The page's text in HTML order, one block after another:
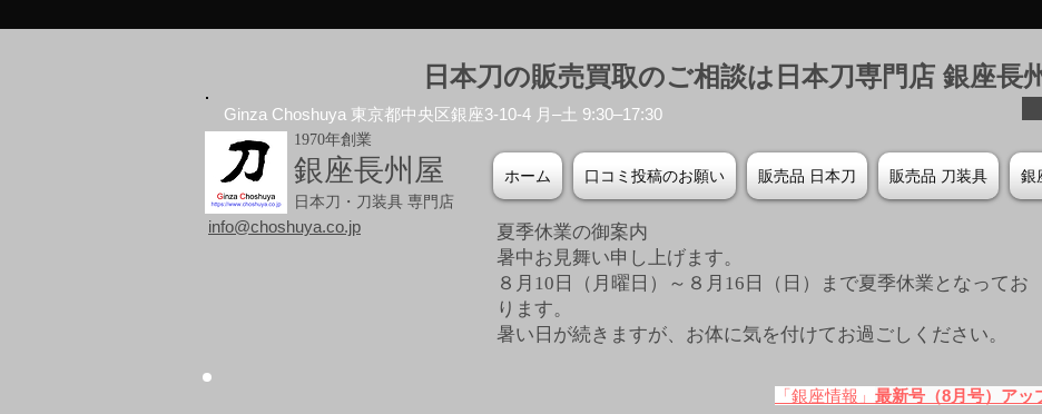
日本刀の販売買取のご相談は日本刀専門店 銀座⻑
Ginza Choshuya 東京都中央区銀座3-10-4 月–土 9:30–17:30
1970年創業
銀座長州屋
日本刀・刀装具 専門店
ホーム 口コミ投稿のお願い 販売品 日本刀 販売品 刀装具 銀
info@choshuya.co.jp
夏季休業の御案内
暑中お見舞い申し上げます。
８月10日（月曜日）～８月16日（日）まで夏季休業となってお
ります。
​暑い日が続きますが、お体に気を付けてお過ごしください。
「銀座情報」 最新号（8月号）アッ